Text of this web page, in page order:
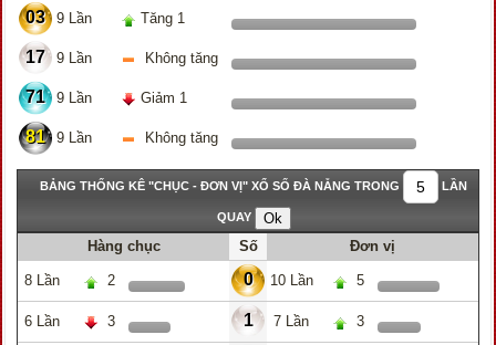
03 9 Lần Tăng 1
17 9 Lần Không tăng
71 9 Lần Giảm 1
81 9 Lần Không tăng
BẢNG THỐNG KÊ "CHỤC - ĐƠN VỊ" XỔ SỐ ĐÀ NẴNG TRONG LẦN
QUAY
Hàng chục Số Đơn vị
8 Lần 2 0 10 Lần 5
6 Lần 3 1 7 Lần 3